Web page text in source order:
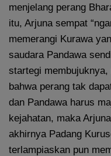
menjelang perang
itu, Arjuna sempat
memerangi Kurawa
saudara Pandawa
startegi membujuknya,
bahwa perang tak
dan Pandawa harus
kejahatan, maka
akhirnya Padang
terlampiaskan pun